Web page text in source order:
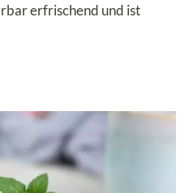
erfrischend und ist